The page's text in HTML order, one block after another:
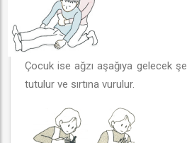
Çocuk ise ağzı aşağıya gelecek
tutulur ve sırtına vurulur.